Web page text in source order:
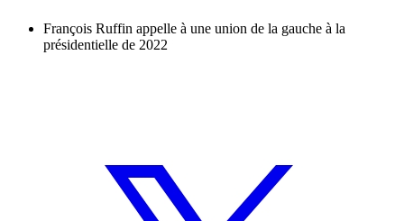
François Ruffin appelle à une union de la gauche à la
présidentielle de 2022